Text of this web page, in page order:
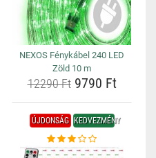
NEXOS Fénykábel 240 LED
Zöld 10 m
12290 Ft9790 Ft
ÚJDONSÁG KEDVEZMÉNY